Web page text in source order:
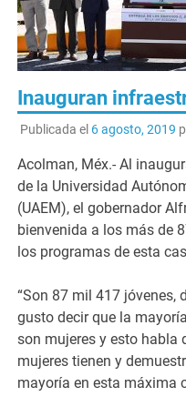
Inauguran
Publicada el 6 agosto, 2019
Acolman, Méx.- Al
de la Universidad
(UAEM), el gobernador
bienvenida a los más de
los programas de esta
“Son 87 mil 417 jóvenes,
gusto decir que la
son mujeres y esto habla
mujeres tienen y
mayoría en esta máxima